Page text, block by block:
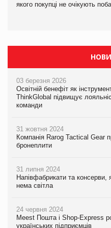
якого покупці не очікують
Мережа супермаркетів
03 березня 2026
Освітній бенефіт як
ThinkGlobal підвищує
команди
31 жовтня 2024
Компанія Rarog Tactical Gear
бронеплити
31 липня 2024
Напівфабрикати та консерви,
нема світла
24 червня 2024
Meest Пошта і Shop-Express
українських підприємців